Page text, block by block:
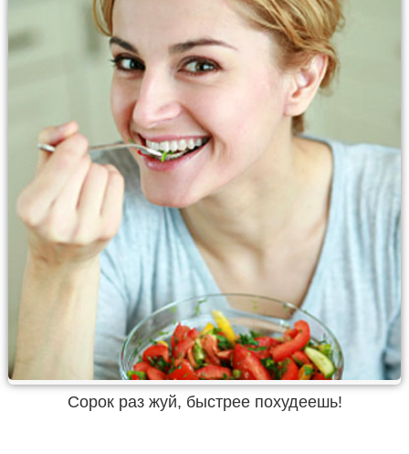
Сорок раз жуй, быстрее похудеешь!